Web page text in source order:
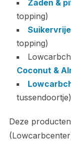
Zaden &
topping)
topping)
Coconut &
tussendoortje)
Deze